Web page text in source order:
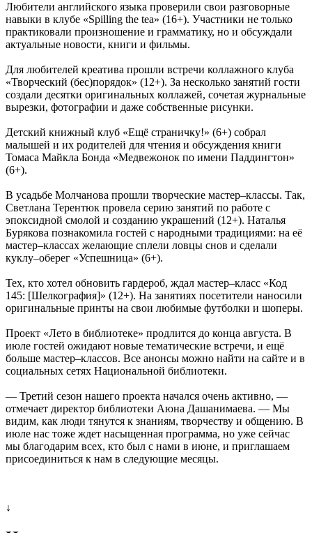
Любители английского языка проверили свои разговорные
навыки в клубе «Spilling the tea» (16+). Участники не только
практиковали произношение и грамматику, но и обсуждали
актуальные новости, книги и фильмы.
Для любителей креатива прошли встречи коллажного клуба
«Творческий (бес)порядок» (12+). За несколько занятий гости
создали десятки оригинальных коллажей, сочетая журнальные
вырезки, фотографии и даже собственные рисунки.
Детский книжный клуб «Ещё страничку!» (6+) собрал
малышей и их родителей для чтения и обсуждения книги
Томаса Майкла Бонда «Медвежонок по имени Паддингтон»
(6+).
В усадьбе Молчанова прошли творческие мастер–классы. Так,
Светлана Терентюк провела серию занятий по работе с
эпоксидной смолой и созданию украшений (12+). Наталья
Бурякова познакомила гостей с народными традициями: на её
мастер–классах желающие сплели ловцы снов и сделали
куклу–оберег «Успешница» (6+).
Тех, кто хотел обновить гардероб, ждал мастер–класс «Код
145: [Шелкография]» (12+). На занятиях посетители наносили
оригинальные принты на свои любимые футболки и шоперы.
Проект «Лето в библиотеке» продлится до конца августа. В
июле гостей ожидают новые тематические встречи, и ещё
больше мастер–классов. Все анонсы можно найти на сайте и в
социальных сетях Национальной библиотеки.
— Третий сезон нашего проекта начался очень активно, —
отмечает директор библиотеки Аюна Дашанимаева. — Мы
видим, как люди тянутся к знаниям, творчеству и общению. В
июле нас тоже ждет насыщенная программа, но уже сейчас
мы благодарим всех, кто был с нами в июне, и приглашаем
присоединиться к нам в следующие месяцы.
↓